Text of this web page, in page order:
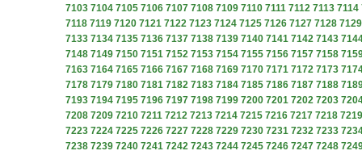
7103 7104 7105 7106 7107 7108 7109 7110 7111 7112 7113 7114
7118 7119 7120 7121 7122 7123 7124 7125 7126 7127 7128 7129
7133 7134 7135 7136 7137 7138 7139 7140 7141 7142 7143
7148 7149 7150 7151 7152 7153 7154 7155 7156 7157 7158
7163 7164 7165 7166 7167 7168 7169 7170 7171 7172 7173
7178 7179 7180 7181 7182 7183 7184 7185 7186 7187 7188
7193 7194 7195 7196 7197 7198 7199 7200 7201 7202 7203
7208 7209 7210 7211 7212 7213 7214 7215 7216 7217 7218 7219
7223 7224 7225 7226 7227 7228 7229 7230 7231 7232 7233
7238 7239 7240 7241 7242 7243 7244 7245 7246 7247 7248